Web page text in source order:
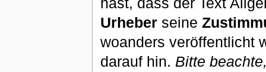
Urheberseine
woanders veröffentlicht
darauf hin. Bitte